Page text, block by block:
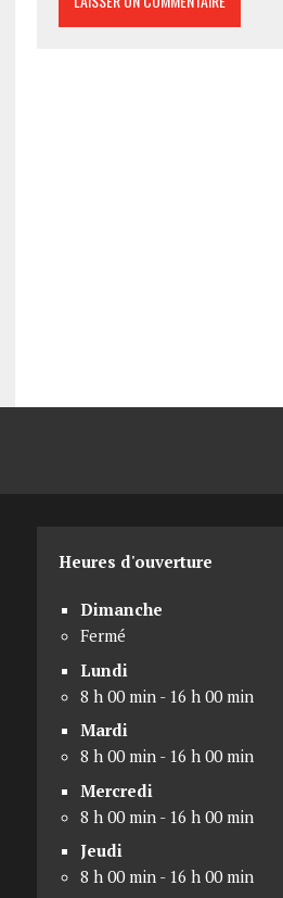
Heures d'ouverture
Dimanche
Fermé
Lundi
8 h 00 min - 16 h 00 min
Mardi
8 h 00 min - 16 h 00 min
Mercredi
8 h 00 min - 16 h 00 min
Jeudi
8 h 00 min - 16 h 00 min